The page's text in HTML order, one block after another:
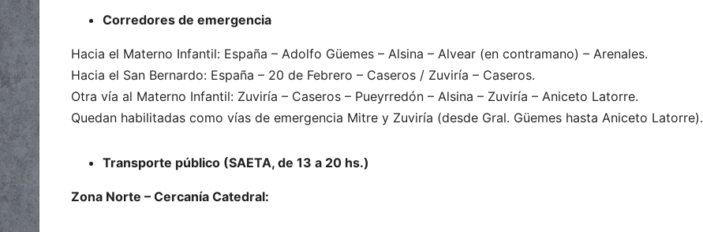
Corredores de emergencia
Hacia el Materno Infantil: España – Adolfo Güemes – Alsina – Alvear (en contramano) – Arenales.
Hacia el San Bernardo: España – 20 de Febrero – Caseros / Zuviría – Caseros.
Otra vía al Materno Infantil: Zuviría – Caseros – Pueyrredón – Alsina – Zuviría – Aniceto Latorre.
Quedan habilitadas como vías de emergencia Mitre y Zuviría (desde Gral. Güemes hasta Aniceto Latorre).
Transporte público (SAETA, de 13 a 20 hs.)
Zona Norte – Cercanía Catedral: